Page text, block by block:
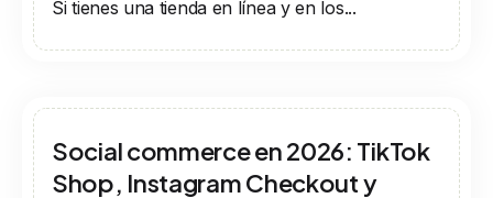
Si tienes una tienda en línea y en los...
Social commerce en 2026: TikTok
Shop, Instagram Checkout y